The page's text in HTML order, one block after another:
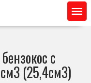
с
(25,4см3)